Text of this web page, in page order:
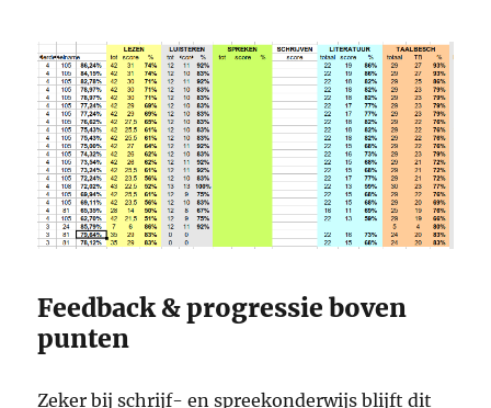
Feedback & progressie boven
punten
Zeker bij schrijf- en spreekonderwijs blijft dit